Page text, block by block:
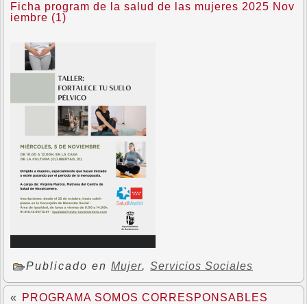
Ficha program de la salud de las mujeres 2025 Nov
iembre (1)
Publicado en Mujer, Servicios Sociales
«
PROGRAMA SOMOS CORRESPONSABLES